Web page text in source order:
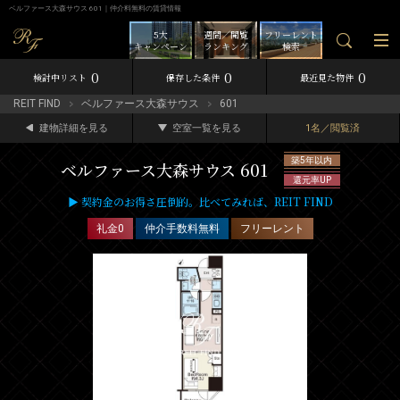
ベルファース大森サウス 601｜仲介料無料の賃貸情報
フリーレント
検索
週間／閲覧
ランキング
5大
キャンペーン
検討中リスト 0 保存した条件 0 最近見た物件 0
REIT FIND ベルファース大森サウス 601
建物詳細を見る 空室一覧を見る 1名／閲覧済
ベルファース大森サウス 601
築5年以内
還元率UP
▶ 契約金のお得さ圧倒的。比べてみれば、REIT FIND
礼金0 仲介手数料無料 フリーレント